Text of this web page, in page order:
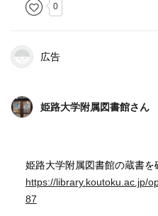
ニューヨークの女たち。彼
てるようになる一冊。
著者について
世界一生きるのが厳しい街
の実現に向け、強く美しく
ンサルティング会社のパー
経営の仕事に携わりながら
きる大切さを学ぶ。 2010年
0
広告
姫路大学附属図書館さん
姫路大学附属図書館の蔵書
https://library.koutoku.ac.jp/
87